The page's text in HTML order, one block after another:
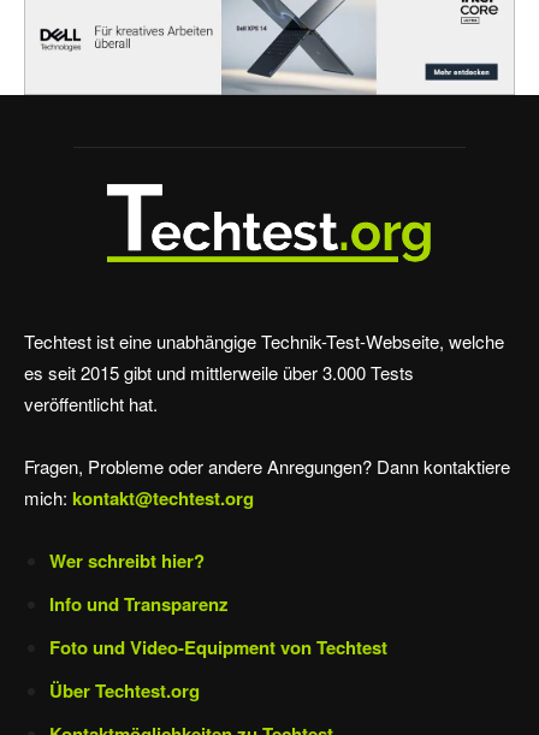
Techtest ist eine unabhängige Technik-Test-Webseite, welche
es seit 2015 gibt und mittlerweile über 3.000 Tests
veröffentlicht hat.
Fragen, Probleme oder andere Anregungen? Dann kontaktiere
mich: kontakt@techtest.org
Wer schreibt hier?
Info und Transparenz
Foto und Video-Equipment von Techtest
Über Techtest.org